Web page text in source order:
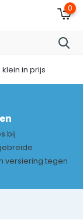
0
prijs
bij
versiering tegen